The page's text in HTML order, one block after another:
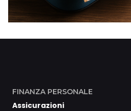
FINANZA PERSONALE
Assicurazioni